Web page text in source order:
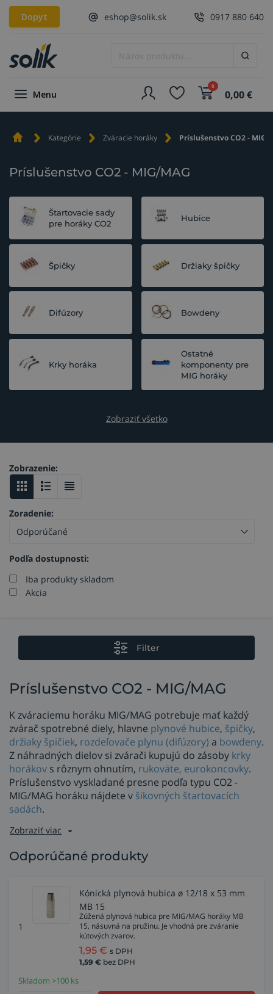
Dopyt eshop@solik.sk 0917 880 640
Menu
0
0,00€
Kategórie Zváracie horáky Príslušenstvo CO2 - MIG/
Príslušenstvo CO2 - MIG/MAG
Štartovacie sady
pre horáky CO2
Hubice
Špičky Držiaky špičky
Difúzory Bowdeny
Krky horáka
Ostatné
komponenty pre
MIG horáky
Zobraziť všetko
Podľa dostupnosti:
Iba produkty skladom
Akcia
Zoradenie:
Zobrazenie:
Filter
Príslušenstvo CO2 - MIG/MAG
K zváraciemu horáku MIG/MAG potrebuje mať každý
zvárač spotrebné diely, hlavne plynové hubice, špičky,
držiaky špičiek, rozdeľovače plynu (difúzory) a bowdeny.
Z náhradných dielov si zvárači kupujú do zásoby krky
horákov s rôznym ohnutím, rukoväte, eurokoncovky.
Príslušenstvo vyskladané presne podľa typu CO2 -
MIG/MAG horáku nájdete v šikovných štartovacích
sadách.
Zobraziť viac
Odporúčané produkty
1
Kónická plynová hubica ø 12/18 x 53 mm
MB 15
Zúžená plynová hubica pre MIG/MAG horáky MB
15, násuvná na pružinu. Je vhodná pre zváranie
kútových zvarov.
1,95 € s DPH
1,59 € bez DPH
Skladom >100 ks